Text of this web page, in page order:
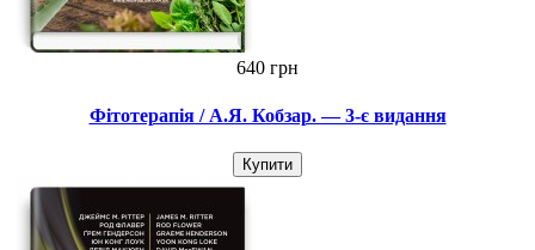
640 грн
Фітотерапія / А.Я. Кобзар. — 3-є видання
Купити